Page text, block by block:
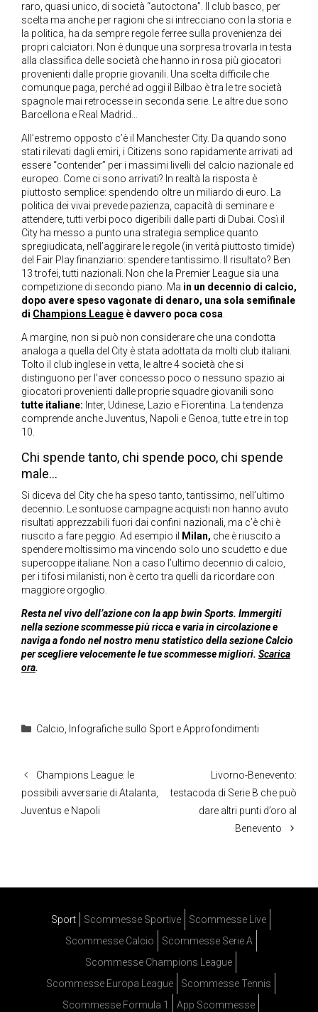
raro, quasi unico, di società “autoctona”. Il club basco, per
scelta ma anche per ragioni che si intrecciano con la storia e
la politica, ha da sempre regole ferree sulla provenienza dei
propri calciatori. Non è dunque una sorpresa trovarla in testa
alla classifica delle società che hanno in rosa più giocatori
provenienti dalle proprie giovanili. Una scelta difficile che
comunque paga, perché ad oggi il Bilbao è tra le tre società
spagnole mai retrocesse in seconda serie. Le altre due sono
Barcellona e Real Madrid…
All’estremo opposto c’è il Manchester City. Da quando sono
stati rilevati dagli emiri, i Citizens sono rapidamente arrivati ad
essere “contender” per i massimi livelli del calcio nazionale ed
europeo. Come ci sono arrivati? In realtà la risposta è
piuttosto semplice: spendendo oltre un miliardo di euro. La
politica dei vivai prevede pazienza, capacità di seminare e
attendere, tutti verbi poco digeribili dalle parti di Dubai. Così il
City ha messo a punto una strategia semplice quanto
spregiudicata, nell’aggirare le regole (in verità piuttosto timide)
del Fair Play finanziario: spendere tantissimo. Il risultato? Ben
13 trofei, tutti nazionali. Non che la Premier League sia una
competizione di secondo piano. Ma in un decennio di calcio,
dopo avere speso vagonate di denaro, una sola semifinale
di Champions League è davvero poca cosa.
A margine, non si può non considerare che una condotta
analoga a quella del City è stata adottata da molti club italiani.
Tolto il club inglese in vetta, le altre 4 società che si
distinguono per l’aver concesso poco o nessuno spazio ai
giocatori provenienti dalle proprie squadre giovanili sono
tutte italiane: Inter, Udinese, Lazio e Fiorentina. La tendenza
comprende anche Juventus, Napoli e Genoa, tutte e tre in top
10.
Chi spende tanto, chi spende poco, chi spende
male…
Si diceva del City che ha speso tanto, tantissimo, nell’ultimo
decennio. Le sontuose campagne acquisti non hanno avuto
risultati apprezzabili fuori dai confini nazionali, ma c’è chi è
riuscito a fare peggio. Ad esempio il
Milan, che è riuscito a
spendere moltissimo ma vincendo solo uno scudetto e due
supercoppe italiane. Non a caso l’ultimo decennio di calcio,
per i tifosi milanisti, non è certo tra quelli da ricordare con
maggiore orgoglio.
Resta nel vivo dell’azione con la app bwin Sports. Immergiti
nella sezione scommesse più ricca e varia in circolazione e
naviga a fondo nel nostro menu statistico della sezione Calcio
per scegliere velocemente le tue scommesse migliori. Scarica
ora.
Categorie
Calcio, Infografiche sullo Sport e Approfondimenti
Champions League: le
possibili avversarie di Atalanta,
Juventus e Napoli
Livorno-Benevento:
testacoda di Serie B che può
dare altri punti d’oro al
Benevento
Sport Scommesse Sportive
Scommesse Live
Scommesse Calcio
Scommesse Serie A
Scommesse Champions League
Scommesse Europa League
Scommesse Tennis
Scommesse Formula 1
App Scommesse